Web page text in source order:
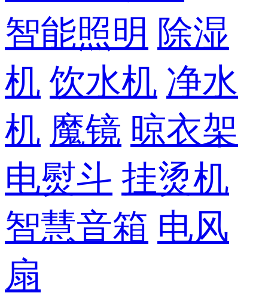
智能照明 除湿
机 饮水机 净水
机 魔镜 晾衣架
电熨斗 挂烫机
智慧音箱 电风
扇